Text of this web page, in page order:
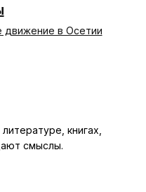
движение в Осетии
книгах,
смыслы.